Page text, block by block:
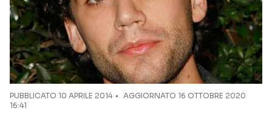
PUBBLICATO 10 APRILE 2014
AGGIORNATO 16 OTTOBRE 2020
16:41